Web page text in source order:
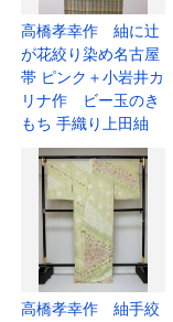
高橋孝幸作 紬に辻
が花絞り染め名古屋
帯 ピンク＋小岩井カ
リナ作 ビー玉のき
もち 手織り上田紬
高橋孝幸作 紬手絞